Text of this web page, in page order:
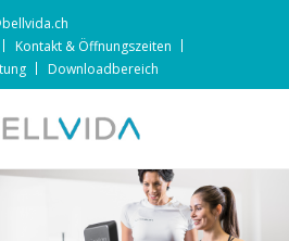
Kontakt & Öffnungszeiten
Downloadbereich